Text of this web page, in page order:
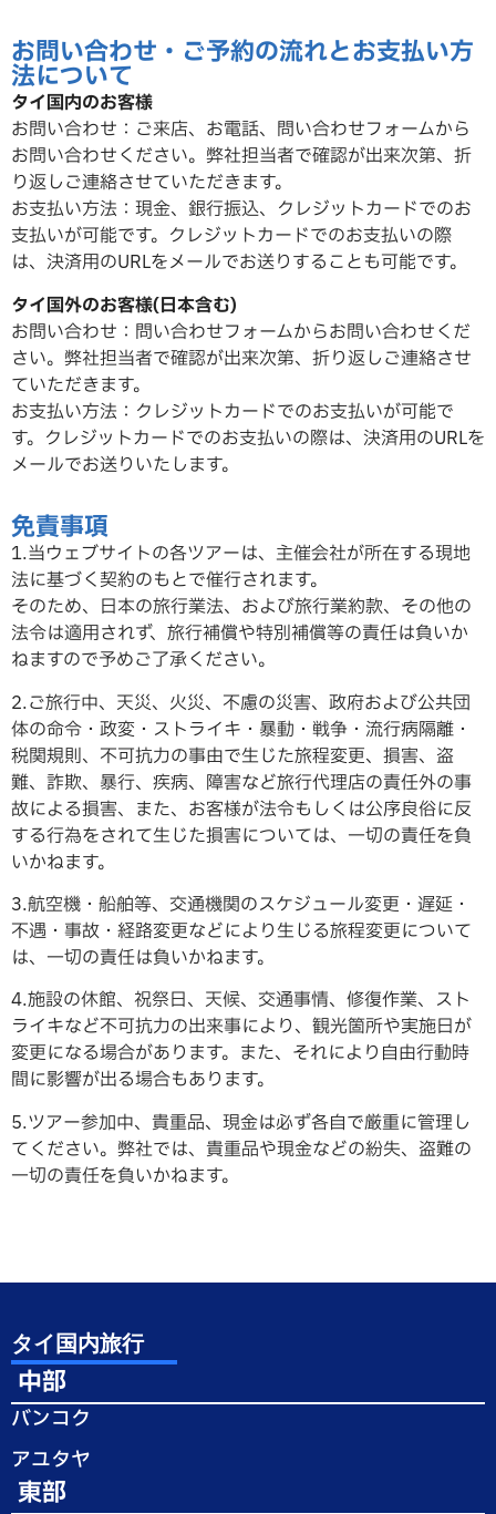
お問い合わせ・ご予約の流れとお支払い方
法について
タイ国内のお客様
お問い合わせ：ご来店、お電話、問い合わせフォームから
お問い合わせください。弊社担当者で確認が出来次第、折
り返しご連絡させていただきます。
お支払い方法：現金、銀行振込、クレジットカードでのお
支払いが可能です。クレジットカードでのお支払いの際
は、決済用のURLをメールでお送りすることも可能です。
タイ国外のお客様(日本含む)
お問い合わせ：問い合わせフォームからお問い合わせくだ
さい。弊社担当者で確認が出来次第、折り返しご連絡させ
ていただきます。
お支払い方法：クレジットカードでのお支払いが可能で
す。クレジットカードでのお支払いの際は、決済用のURLを
メールでお送りいたします。
免責事項
1.当ウェブサイトの各ツアーは、主催会社が所在する現地
法に基づく契約のもとで催行されます。
そのため、日本の旅行業法、および旅行業約款、その他の
法令は適用されず、旅行補償や特別補償等の責任は負いか
ねますので予めご了承ください。
2.ご旅行中、天災、火災、不慮の災害、政府および公共団
体の命令・政変・ストライキ・暴動・戦争・流行病隔離・
税関規則、不可抗力の事由で生じた旅程変更、損害、盗
難、詐欺、暴行、疾病、障害など旅行代理店の責任外の事
故による損害、また、お客様が法令もしくは公序良俗に反
する行為をされて生じた損害については、一切の責任を負
いかねます。
3.航空機・船舶等、交通機関のスケジュール変更・遅延・
不遇・事故・経路変更などにより生じる旅程変更について
は、一切の責任は負いかねます。
4.施設の休館、祝祭日、天候、交通事情、修復作業、スト
ライキなど不可抗力の出来事により、観光箇所や実施日が
変更になる場合があります。また、それにより自由行動時
間に影響が出る場合もあります。
5.ツアー参加中、貴重品、現金は必ず各自で厳重に管理し
てください。弊社では、貴重品や現金などの紛失、盗難の
一切の責任を負いかねます。
タイ国内旅行
中部
バンコク
アユタヤ
東部